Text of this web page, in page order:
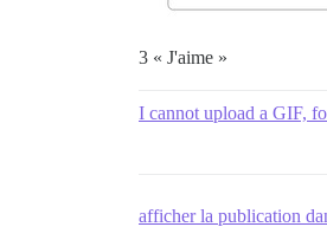
3 « J'aime »
I cannot upload a GIF,
afficher la publication